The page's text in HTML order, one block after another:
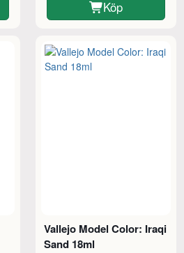
Köp
Vallejo Model Color: Iraqi
Sand 18ml